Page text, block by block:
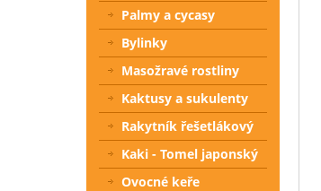
Palmy a cycasy
Bylinky
Masožravé rostliny
Kaktusy a sukulenty
Rakytník řešetlákový
Kaki - Tomel japonský
Ovocné keře